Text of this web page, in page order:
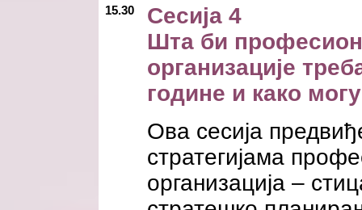
15.30
Сесија 4
Шта би
организације
године и како
Ова сесија
стратегијама
организација –